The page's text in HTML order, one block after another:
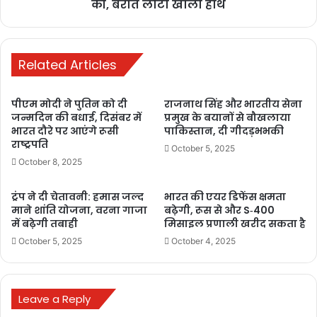
दिल्ली ब्लास्ट की
पाकिस्तान में मचा
“सरकार डरी हुई है
November 11,
2025
आग, 6 लोगों की
मौत, 1 घायल
November 8,
की, बरात लौटी खाली हाथ
Related Articles
पीएम मोदी ने पुतिन को दी
जन्मदिन की बधाई, दिसंबर में
भारत दौरे पर आएंगे रूसी
राष्ट्रपति
October 8, 2025
राजनाथ सिंह और भारतीय सेना
प्रमुख के बयानों से बौखलाया
पाकिस्तान, दी गीदड़भभकी
October 5, 2025
ट्रंप ने दी चेतावनी: हमास जल्द
माने शांति योजना, वरना गाजा
में बढ़ेगी तबाही
October 5, 2025
भारत की एयर डिफेंस क्षमता
बढ़ेगी, रूस से और S‑400
मिसाइल प्रणाली खरीद सकता है
October 4, 2025
Leave a Reply